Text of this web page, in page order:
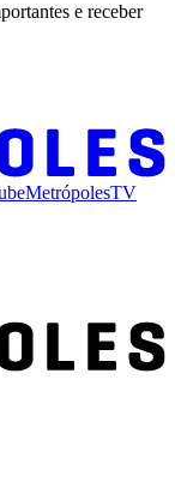
e receber
MetrópolesTV